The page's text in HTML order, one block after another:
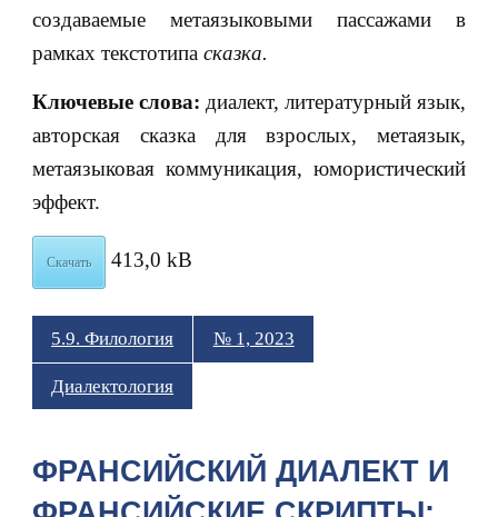
создаваемые метаязыковыми пассажами в
рамках текстотипа сказка.
Ключевые слова: диалект, литературный язык,
авторская сказка для взрослых, метаязык,
метаязыковая коммуникация, юмористический
эффект.
Скачать 413,0 kB
5.9. Филология № 1, 2023
Диалектология
ФРАНСИЙСКИЙ ДИАЛЕКТ И